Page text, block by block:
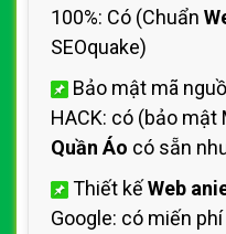
100%: Có (Chuẩn
SEOquake)
Bảo mật mã
HACK: có (bảo mật
Quần Áo có sẵn
Thiết kếWeb
Google: có miến phí